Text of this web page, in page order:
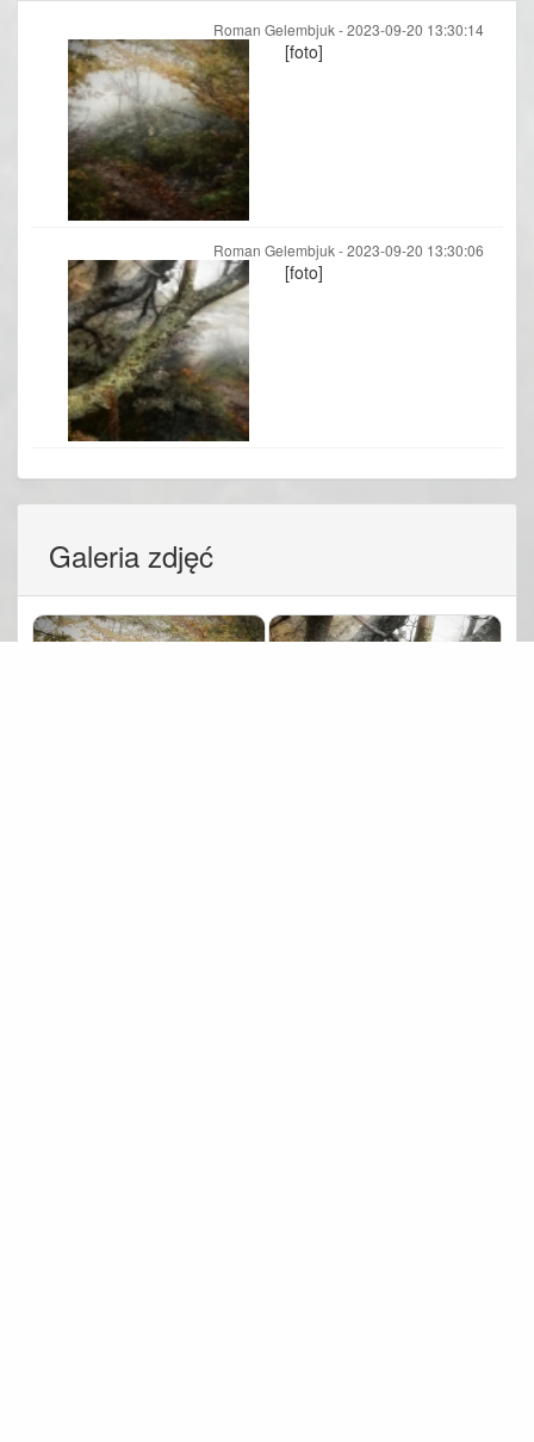
Roman Gelembjuk -2023-09-20 13:30:14
[foto]
Roman Gelembjuk -2023-09-20 13:30:06
[foto]
Galeria zdjęć